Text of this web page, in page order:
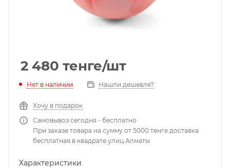
2 480 тенге/шт
Нет в наличии Нашли дешевле?
Хочу в подарок
Самовывоз сегодня - бесплатно
При заказе товара на сумму от 5000 тенге доставка
бесплатная в квадрате улиц Алматы
Характеристики